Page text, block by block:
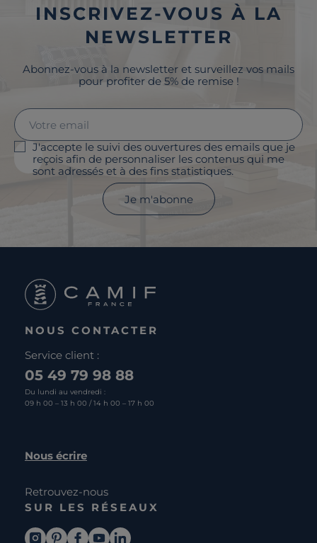
INSCRIVEZ-VOUS À LA
NEWSLETTER
Abonnez-vous à la newsletter et surveillez vos mails
pour profiter de 5% de remise !
J'accepte le suivi des ouvertures des emails que je
reçois afin de personnaliser les contenus qui me
sont adressés et à des fins statistiques.
Je m'abonne
NOUS CONTACTER
Service client :
05 49 79 98 88
Du lundi au vendredi :
09 h 00 – 13 h 00 / 14 h 00 – 17 h 00
Nous écrire
Retrouvez-nous
SUR LES RÉSEAUX